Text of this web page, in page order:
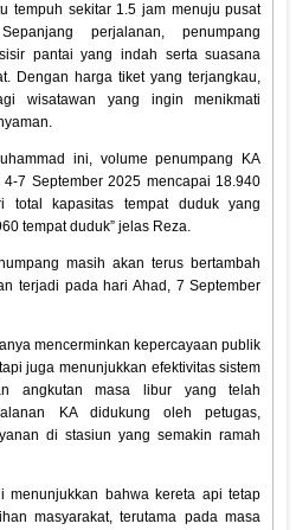
tempuh sekitar 1.5 jam menuju pusat
perjalanan, penumpang
pantai yang indah serta suasana
Dengan harga tiket yang terjangkau,
wisatawan yang ingin menikmati
ini, volume penumpang KA
7 September 2025 mencapai 18.940
total kapasitas tempat duduk yang
tempat duduk” jelas Reza.
masih akan terus bertambah
terjadi pada hari Ahad, 7 September
mencerminkan kepercayaan publik
juga menunjukkan efektivitas sistem
angkutan masa libur yang telah
KA didukung oleh petugas,
di stasiun yang semakin ramah
menunjukkan bahwa kereta api tetap
masyarakat, terutama pada masa